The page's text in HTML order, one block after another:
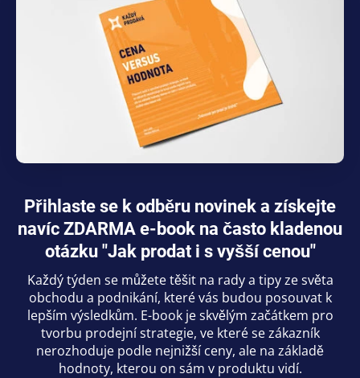
Přihlaste se k odběru novinek a získejte
navíc ZDARMA e-book na často kladenou
otázku "Jak prodat i s vyšší cenou"
Každý týden se můžete těšit na rady a tipy ze světa
obchodu a podnikání, které vás budou posouvat k
lepším výsledkům. E-book je skvělým začátkem pro
tvorbu prodejní strategie, ve které se zákazník
nerozhoduje podle nejnižší ceny, ale na základě
hodnoty, kterou on sám v produktu vidí.